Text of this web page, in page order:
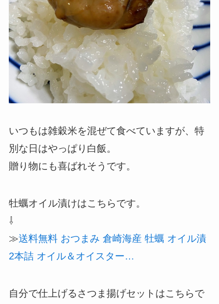
いつもは雑穀米を混ぜて食べていますが、特
別な日はやっぱり白飯。
贈り物にも喜ばれそうです。
牡蠣オイル漬けはこちらです。
⇩
≫送料無料 おつまみ 倉崎海産 牡蠣 オイル漬
2本詰 オイル＆オイスター…
自分で仕上げるさつま揚げセットはこちらで